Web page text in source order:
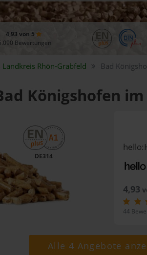
4,93 von 5
Bewertungen
Landkreis Rhön-Grabfeld Bad
Königshofen im
DE314
4,93
44
Alle 4 Angebote